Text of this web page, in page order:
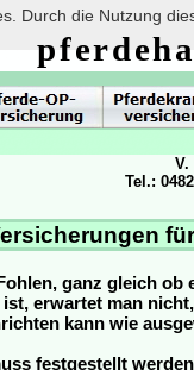
Durch die Nutzung
ganz gleich ob
ist, erwartet man
kann wie
festgestellt
V.
Tel.: